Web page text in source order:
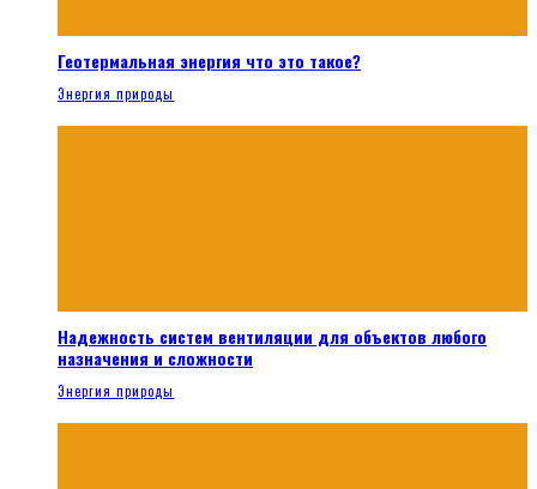
Геотермальная энергия что это такое?
Энергия природы
Надежность систем вентиляции для объектов любого
назначения и сложности
Энергия природы